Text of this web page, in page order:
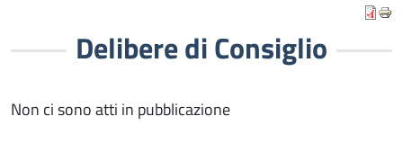
Delibere di Consiglio
Non ci sono atti in pubblicazione